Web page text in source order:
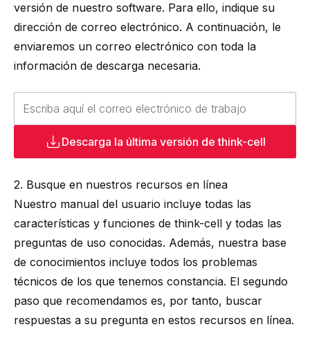
versión de nuestro software. Para ello, indique su
dirección de correo electrónico. A continuación, le
enviaremos un correo electrónico con toda la
información de descarga necesaria.
Descarga la última versión dethink-cell
2. Busque en nuestros recursos en línea
Nuestro manual del usuario incluye todas las
características y funciones de think-cell y todas las
preguntas de uso conocidas. Además, nuestra base
de conocimientos incluye todos los problemas
técnicos de los que tenemos constancia. El segundo
paso que recomendamos es, por tanto, buscar
respuestas a su pregunta en estos recursos en línea.